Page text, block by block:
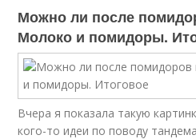
Можно ли после
Молоко и помидоры.
Вчера я показала такую
кого-то идеи по поводу